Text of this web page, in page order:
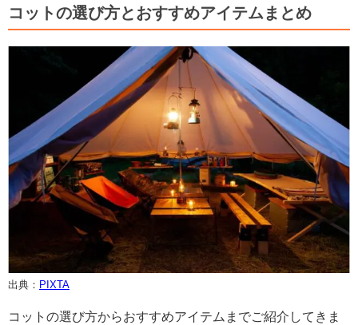
コットの選び方とおすすめアイテムまとめ
出典： PIXTA
コットの選び方からおすすめアイテムまでご紹介してきま